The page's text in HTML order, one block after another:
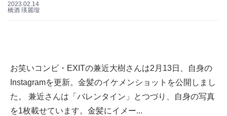
2023.02.14
橋酒 瑛麗瑠
お笑いコンビ・EXITの兼近大樹さんは2月13日、自身の
Instagramを更新。金髪のイケメンショットを公開しまし
た。 兼近さんは「バレンタイン」とつづり、自身の写真
を1枚載せています。金髪にイメー...